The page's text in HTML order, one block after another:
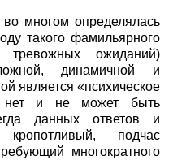
во многом определялась
такого фамильярного
тревожных ожиданий)
динамичной и
является «психическое
нет и не может быть
данных ответов и
подчас
многократного